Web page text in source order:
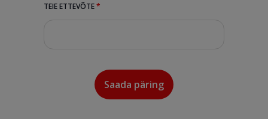
TEIE ETTEVÕTE*